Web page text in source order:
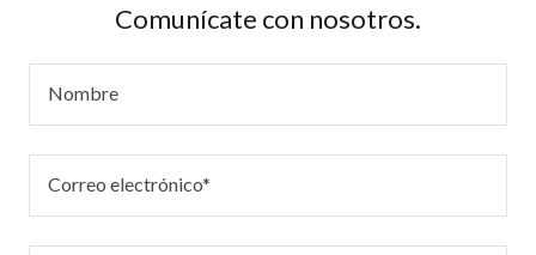
Comunícate con nosotros.
Nombre
Correo electrónico*